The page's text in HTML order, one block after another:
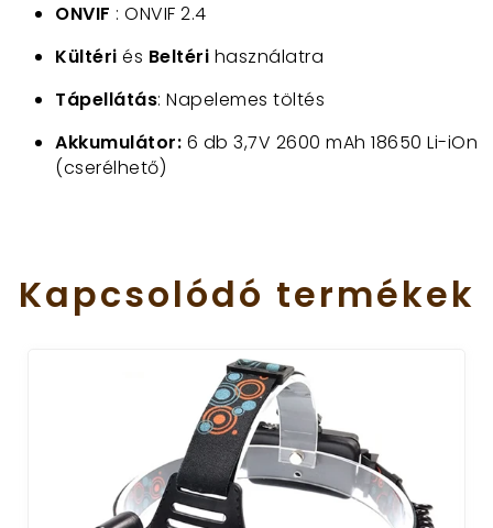
ONVIF : ONVIF 2.4
Kültéri és Beltéri használatra
Tápellátás: Napelemes töltés
Akkumulátor: 6 db 3,7V 2600 mAh 18650 Li-iOn
(cserélhető)
Kapcsolódó termékek